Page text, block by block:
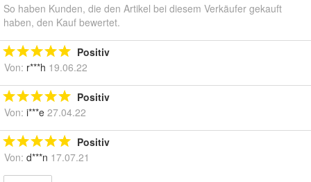
So haben Kunden, die den Artikel bei diesem Verkäufer gekauft
haben, den Kauf bewertet.
Positiv
Von: r***h 19.06.22
Positiv
Von: i***e 27.04.22
Positiv
Von: d***n 17.07.21